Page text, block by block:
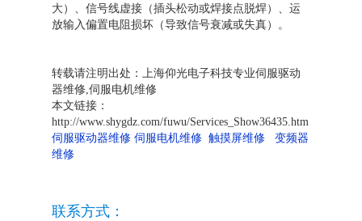
大）、信号线虚接（插头松动或焊接点脱焊）、运
放输入偏置电阻损坏（导致信号衰减或失真）。
转载请注明出处：上海仰光电子科技专业伺服驱动
器维修,伺服电机维修
本文链接：
http://www.shygdz.com/fuwu/Services_Show36435.htm
伺服驱动器维修 伺服电机维修 触摸屏维修
变频器
维修
联系方式：